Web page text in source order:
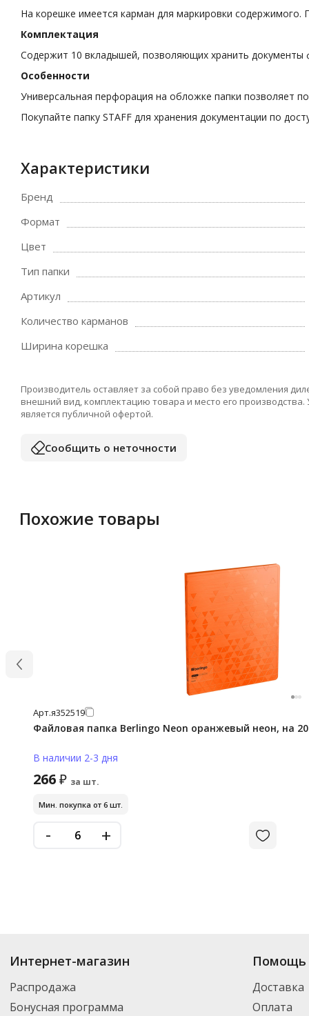
На корешке имеется карман для маркировки
Комплектация
Содержит 10 вкладышей, позволяющих хранить
Особенности
Универсальная перфорация на обложке папки позволяет
Покупайте папку STAFF для хранения документации по
Характеристики
Бренд
Формат
Цвет
Тип папки
Артикул
Количество карманов
Ширина корешка
Производитель оставляет за собой право без уведомления
внешний вид, комплектацию товара и место его
является публичной офертой.
Сообщить о неточности
Похожие товары
Арт.я352519
Файловая папка Berlingo Neon оранжевый неон, на
В наличии 2-3 дня
266₽ за шт.
Мин. покупка от 6 шт.
- +
Интернет-магазин
Распродажа
Бонусная программа
Помощь
Доставка
Оплата